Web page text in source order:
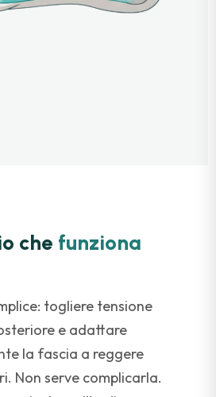
che funziona
togliere tensione
e adattare
la fascia a reggere
Non serve complicarla.